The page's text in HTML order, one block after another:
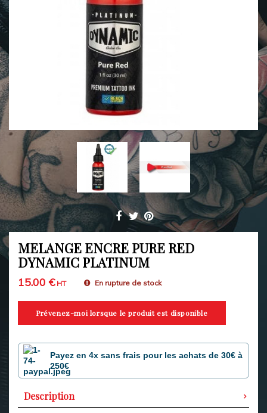
MELANGE ENCRE PURE RED
DYNAMIC PLATINUM
15.00 €HT En rupture de stock
Prévenez-moi lorsque le produit est disponible
Payez en 4x sans frais pour les achats de 30€ à
250€
Description